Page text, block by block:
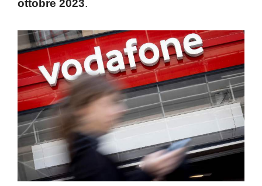
ottobre 2023.